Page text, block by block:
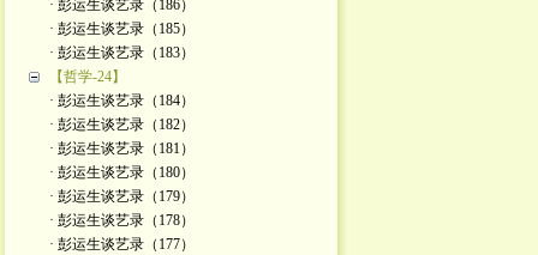
· 彭运生谈艺录（186）
· 彭运生谈艺录（185）
· 彭运生谈艺录（183）
【哲学-24】
· 彭运生谈艺录（184）
· 彭运生谈艺录（182）
· 彭运生谈艺录（181）
· 彭运生谈艺录（180）
· 彭运生谈艺录（179）
· 彭运生谈艺录（178）
· 彭运生谈艺录（177）